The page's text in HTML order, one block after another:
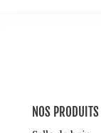
NOS PRODUITS